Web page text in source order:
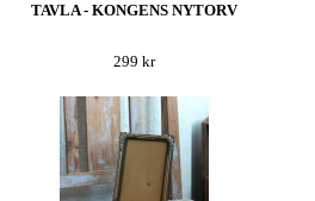
TAVLA - KONGENS NYTORV
299 kr